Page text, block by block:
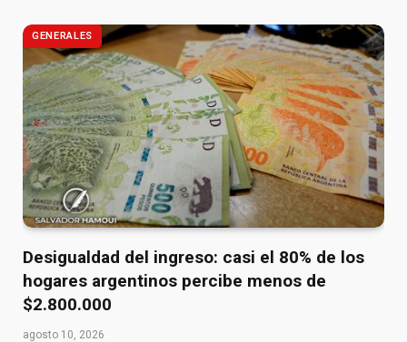
GENERALES
Desigualdad del ingreso: casi el 80% de los
hogares argentinos percibe menos de
$2.800.000
agosto 10, 2026